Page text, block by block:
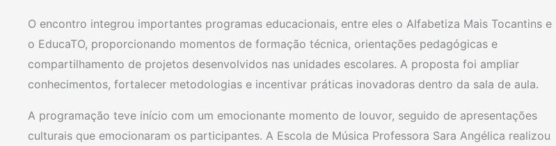
O encontro integrou importantes programas educacionais, entre eles o Alfabetiza Mais Tocantins e
o EducaTO, proporcionando momentos de formação técnica, orientações pedagógicas e
compartilhamento de projetos desenvolvidos nas unidades escolares. A proposta foi ampliar
conhecimentos, fortalecer metodologias e incentivar práticas inovadoras dentro da sala de aula.
A programação teve início com um emocionante momento de louvor, seguido de apresentações
culturais que emocionaram os participantes. A Escola de Música Professora Sara Angélica realizou